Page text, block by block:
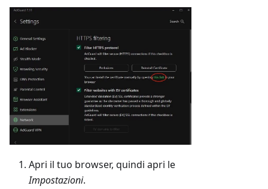
Apri il tuo browser, quindi apri le
Impostazioni.